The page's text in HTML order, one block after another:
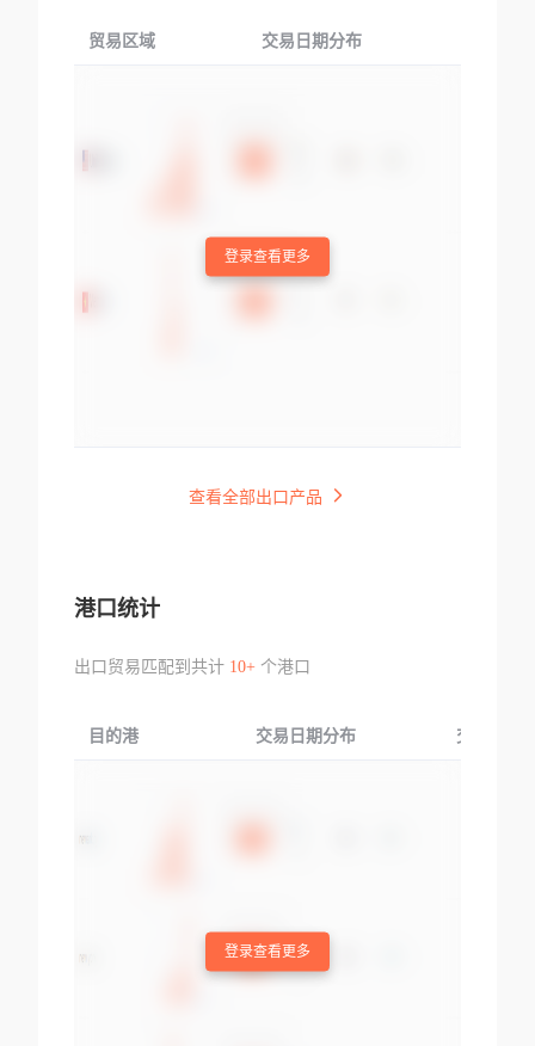
贸易区域 交易日期分布
登录查看更多
查看全部出口产品
港口统计
出口贸易匹配到共计 10+个港口
目的港 交易日期分布 交易产品
登录查看更多